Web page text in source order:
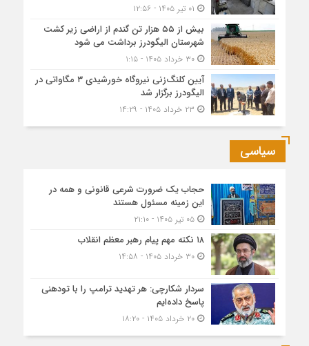
بیش از ۵۵ هزار تن گندم از اراضی زیر کشت
شهرستان الیگودرز برداشت می شود
۳۰ خرداد ۱۴۰۵ - ۱:۱۵
آیین کلنگ‌زنی نیروگاه خورشیدی ۳ مگاواتی در
الیگودرز برگزار شد
سیاسی
حجاب یک ضرورت شرعی قانونی و همه در
این زمینه مسئول هستند
۰۵ تیر ۱۴۰۵ - ۲۱:۱۰
۱۸ نکته مهم پیام رهبر معظم انقلاب
۳۰ خرداد ۱۴۰۵ - ۱۴:۵۸
سردار شکارچی: هر تهدید ترامپ را با تودهنی
پاسخ داده‌ایم
۲۰ خرداد ۱۴۰۵ - ۱۸:۲۰